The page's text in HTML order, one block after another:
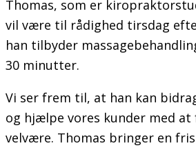
Thomas, som er
vil være til rådighed tirsdag
han tilbyder
30 minutter.
Vi ser frem til, at han kan
og hjælpe vores kunder med at
velvære. Thomas bringer en